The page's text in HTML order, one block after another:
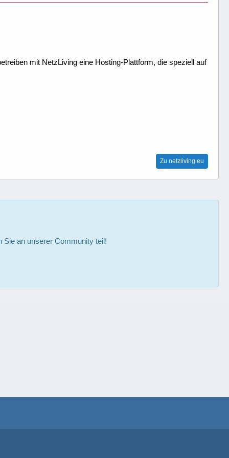
mit NetzLiving eine Hosting-Plattform, die speziell auf
Zu netzliving.eu
Sie an unserer Community teil!